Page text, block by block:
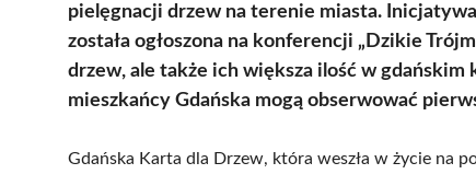
pielęgnacji drzew na terenie miasta.
została ogłoszona na konferencji „Dzikie
drzew, ale także ich większa ilość w
mieszkańcy Gdańska mogą obserwować
Gdańska Karta dla Drzew, która weszła w życie na